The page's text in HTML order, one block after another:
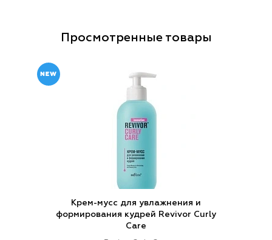
Просмотренные товары
Крем-мусс для увлажнения и
формирования кудрей Revivor Curly
Care